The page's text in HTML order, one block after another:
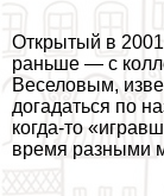
Открытый в 2001
раньше — с
Веселовым,
догадаться по
когда-то
время разными